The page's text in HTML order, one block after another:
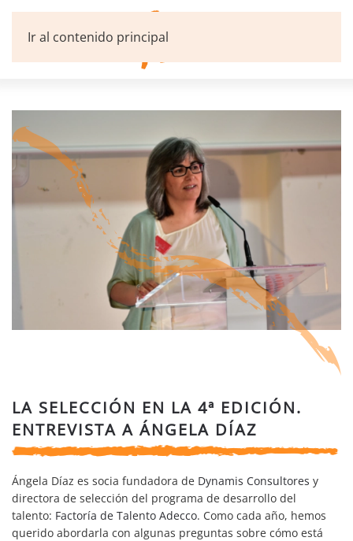
Ir al contenido principal
LA SELECCIÓN EN LA 4ª EDICIÓN.
ENTREVISTA A ÁNGELA DÍAZ
Ángela Díaz es socia fundadora de Dynamis Consultores y
directora de selección del programa de desarrollo del
talento: Factoría de Talento Adecco. Como cada año, hemos
querido abordarla con algunas preguntas sobre cómo está